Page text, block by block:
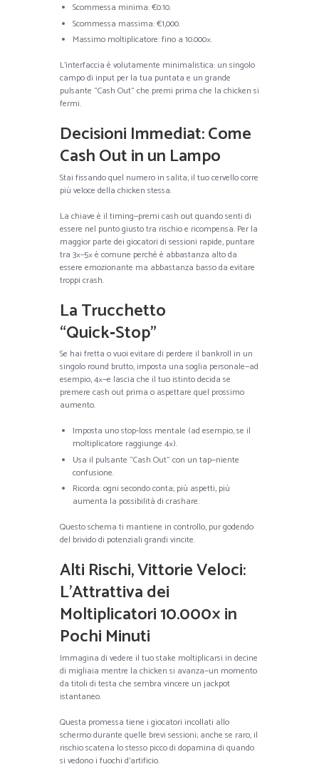
Scommessa minima: €0.10.
Scommessa massima: €1,000.
Massimo moltiplicatore: fino a 10.000×.
L’interfaccia è volutamente minimalistica: un singolo
campo di input per la tua puntata e un grande
pulsante “Cash Out” che premi prima che la chicken si
fermi.
Decisioni Immediat: Come
Cash Out in un Lampo
Stai fissando quel numero in salita; il tuo cervello corre
più veloce della chicken stessa.
La chiave è il timing—premi cash out quando senti di
essere nel punto giusto tra rischio e ricompensa. Per la
maggior parte dei giocatori di sessioni rapide, puntare
tra 3×–5× è comune perché è abbastanza alto da
essere emozionante ma abbastanza basso da evitare
troppi crash.
La Trucchetto
“Quick‑Stop”
Se hai fretta o vuoi evitare di perdere il bankroll in un
singolo round brutto, imposta una soglia personale—ad
esempio, 4×—e lascia che il tuo istinto decida se
premere cash out prima o aspettare quel prossimo
aumento.
Imposta uno stop‑loss mentale (ad esempio, se il
moltiplicatore raggiunge 4×).
Usa il pulsante “Cash Out” con un tap—niente
confusione.
Ricorda: ogni secondo conta; più aspetti, più
aumenta la possibilità di crashare.
Questo schema ti mantiene in controllo, pur godendo
del brivido di potenziali grandi vincite.
Alti Rischi, Vittorie Veloci:
L’Attrattiva dei
Moltiplicatori 10.000× in
Pochi Minuti
Immagina di vedere il tuo stake moltiplicarsi in decine
di migliaia mentre la chicken si avanza—un momento
da titoli di testa che sembra vincere un jackpot
istantaneo.
Questa promessa tiene i giocatori incollati allo
schermo durante quelle brevi sessioni; anche se raro, il
rischio scatena lo stesso picco di dopamina di quando
si vedono i fuochi d’artificio.